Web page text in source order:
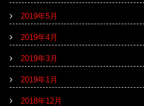
2019年5月
2019年4月
2019年3月
2019年1月
2018年12月